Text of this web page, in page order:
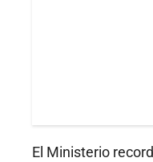
El Ministerio